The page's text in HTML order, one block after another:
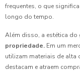
frequentes, o que
longo do tempo.
Além disso, a estética
propriedade. Em um
utilizam materiais de alta
destacam e atraem